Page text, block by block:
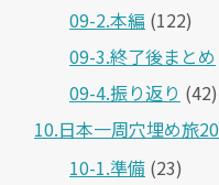
09-2.本編 (122)
09-3.終了後まとめ
09-4.振り返り (42)
10.日本一周穴埋め旅
10-1.準備 (23)